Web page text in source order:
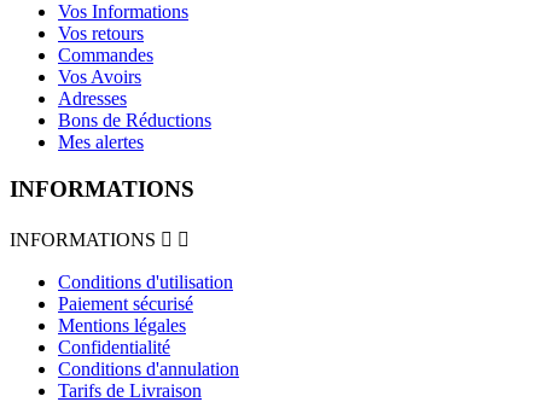
Vos Informations
Vos retours
Commandes
Vos Avoirs
Adresses
Bons de Réductions
Mes alertes
INFORMATIONS
INFORMATIONS  
Conditions d'utilisation
Paiement sécurisé
Mentions légales
Confidentialité
Conditions d'annulation
Tarifs de Livraison